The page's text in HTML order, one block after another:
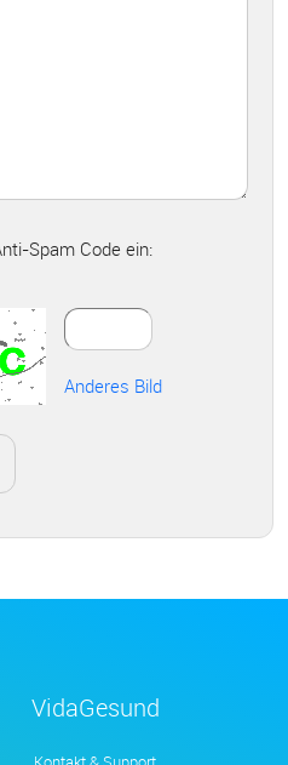
Spam Code ein:
Anderes Bild
VidaGesund